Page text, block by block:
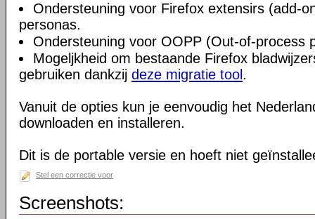
Ondersteuning voor Firefox extensirs (add-
personas.
Ondersteuning voor OOPP (Out-of-process
Mogeljkheid om bestaande Firefox
gebruiken dankzij deze migratie tool .
Vanuit de opties kun je eenvoudig het
downloaden en installeren.
Dit is de portable versie en hoeft niet
Stel een correctie voor
Screenshots: